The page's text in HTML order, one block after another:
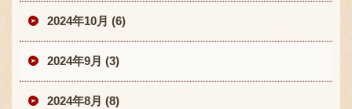
2024年10月 (6)
2024年9月 (3)
2024年8月 (8)